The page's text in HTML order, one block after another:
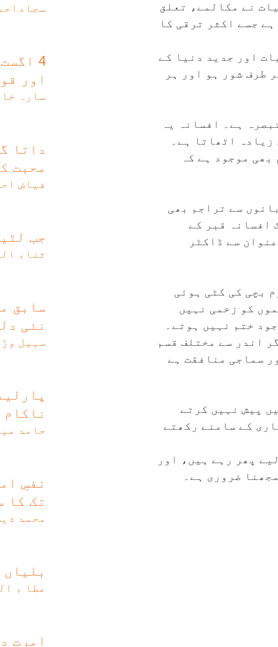
نے مکالمے، تعلق
جسے اکثر ترقی کا
اور جدید دنیا کے
طرف شور ہو اور ہر
ہے۔ افسانہ یہ
اٹھاتا ہے۔
موجود ہے کہ
سے تراجم بھی
افسانہ قبر کے
سے ڈاکٹر
بچی کی کٹی ہوئی
کو زخمی نہیں
ختم نہیں ہوتے۔
اندر سے مختلف قسم
سماجی منافقت ہے
پیش نہیں کرتے
کے سامنے رکھتے
پھر رہے ہیں، اور
ضروری ہے۔
4
اور
سارہ
داتا
محبت
فیاض
جب
ثناء
سابق
نئی
سہیل
ناکام
حامد
نفسِ
تک کا
محمد
عطا ء
امرت